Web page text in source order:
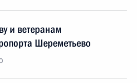
и ветеранам
Шереметьево